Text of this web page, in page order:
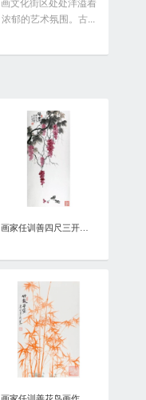
浓郁的艺术氛围。古...
画家任训善四尺三开花鸟画作品《硕果》